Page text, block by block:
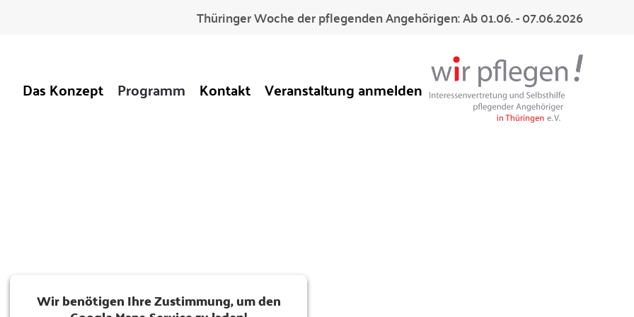
Thüringer Woche der pflegenden Angehörigen: Ab 01.06. - 07.06.2026
Das Konzept Programm Kontakt Veranstaltung anmelden
Wir benötigen Ihre Zustimmung, um den